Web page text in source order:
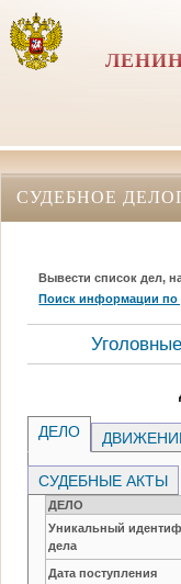
СУДЕБНОЕ
Вывести список дел,
Поиск информации по
ДЕЛО
СУДЕБНЫЕ АКТЫ
ДЕЛО
Уникальный
дела
Дата поступления